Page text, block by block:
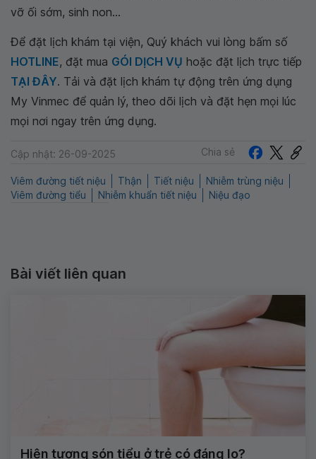
vỡ ối sớm, sinh non…
Để đặt lịch khám tại viện, Quý khách vui lòng bấm số
HOTLINE, đặt mua GÓI DỊCH VỤ hoặc đặt lịch trực tiếp
TẠI ĐÂY. Tải và đặt lịch khám tự động trên ứng dụng
My Vinmec để quản lý, theo dõi lịch và đặt hẹn mọi lúc
mọi nơi ngay trên ứng dụng.
Cập nhật: 26-09-2025 Chia sẻ
Viêm đường tiết niệu Thận Tiết niệu
Nhiễm trùng niệu
Viêm đường tiểu
Nhiễm khuẩn tiết niệu Niệu đạo
Bài viết liên quan
Hiện tượng són tiểu ở trẻ có đáng lo?